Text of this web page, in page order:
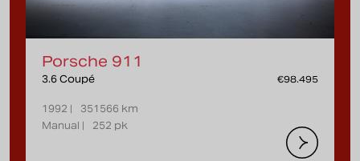
Porsche 911
3.6 Coupé €98.495
1992 |
351566 km
Manual |
252 pk